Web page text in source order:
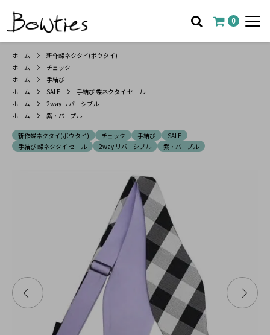
0
ホーム
新作蝶ネクタイ(ボウタイ)
ホーム
チェック
ホーム
手結び
ホーム
SALE
手結び 蝶ネクタイ セール
ホーム
2way リバーシブル
ホーム
紫・パープル
新作蝶ネクタイ(ボウタイ) チェック 手結び
SALE
手結び 蝶ネクタイ セール
2way リバーシブル 紫・パープル